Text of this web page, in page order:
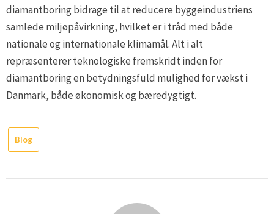
diamantboring bidrage til at reducere byggeindustriens
samlede miljøpåvirkning, hvilket er i tråd med både
nationale og internationale klimamål. Alt i alt
repræsenterer teknologiske fremskridt inden for
diamantboring en betydningsfuld mulighed for vækst i
Danmark, både økonomisk og bæredygtigt.
Blog